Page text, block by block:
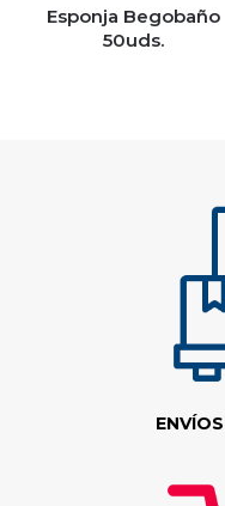
Esponja Begobaño
50uds.